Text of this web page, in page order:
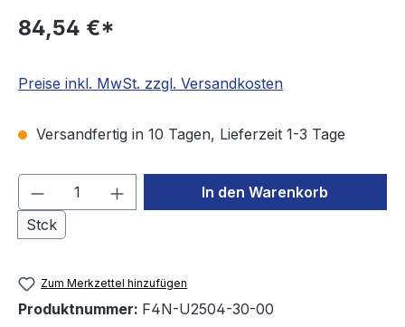
84,54 €*
Preise inkl. MwSt. zzgl. Versandkosten
Versandfertig in 10 Tagen, Lieferzeit 1-3 Tage
Produkt Anzahl: Gib den
Stck
In den Warenkorb
Zum Merkzettel hinzufügen
Produktnummer: F4N-U2504-30-00